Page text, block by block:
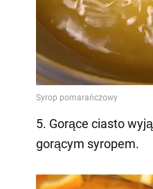
5. Gorące ciasto
gorącym syropem.